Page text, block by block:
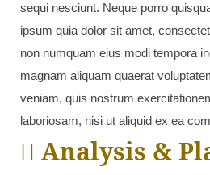
sequi nesciunt. Neque porro
ipsum quia dolor sit amet,
non numquam eius modi tempora
magnam aliquam quaerat
veniam, quis nostrum
laboriosam, nisi ut aliquid ex ea
Analysis &